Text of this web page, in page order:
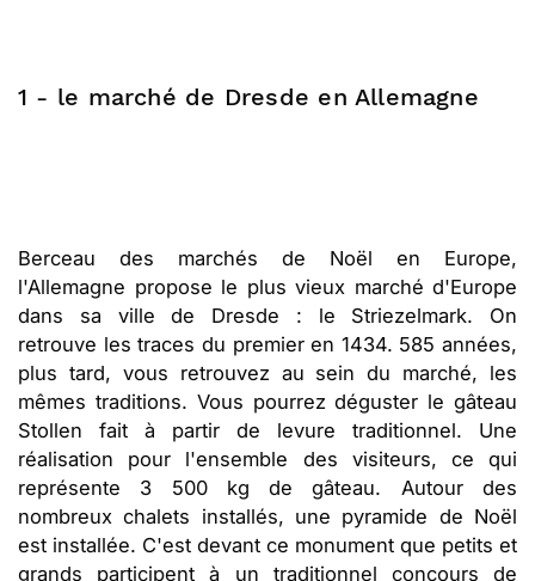
1 - le marché de Dresde en Allemagne
Berceau des marchés de Noël en Europe,
l'Allemagne propose le plus vieux marché d'Europe
dans sa ville de Dresde : le Striezelmark. On
retrouve les traces du premier en 1434. 585 années,
plus tard, vous retrouvez au sein du marché, les
mêmes traditions. Vous pourrez déguster le gâteau
Stollen fait à partir de levure traditionnel. Une
réalisation pour l'ensemble des visiteurs, ce qui
représente 3 500 kg de gâteau. Autour des
nombreux chalets installés, une pyramide de Noël
est installée. C'est devant ce monument que petits et
grands participent à un traditionnel concours de